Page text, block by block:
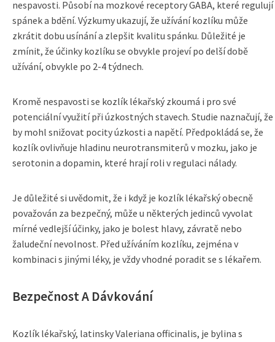
nespavosti. Působí na mozkové receptory GABA, které regulují
spánek a bdění. Výzkumy ukazují, že užívání kozlíku může
zkrátit dobu usínání a zlepšit kvalitu spánku. Důležité je
zmínit, že účinky kozlíku se obvykle projeví po delší době
užívání, obvykle po 2-4 týdnech.
Kromě nespavosti se kozlík lékařský zkoumá i pro své
potenciální využití při úzkostných stavech. Studie naznačují, že
by mohl snižovat pocity úzkosti a napětí. Předpokládá se, že
kozlík ovlivňuje hladinu neurotransmiterů v mozku, jako je
serotonin a dopamin, které hrají roli v regulaci nálady.
Je důležité si uvědomit, že i když je kozlík lékařský obecně
považován za bezpečný, může u některých jedinců vyvolat
mírné vedlejší účinky, jako je bolest hlavy, závratě nebo
žaludeční nevolnost. Před užíváním kozlíku, zejména v
kombinaci s jinými léky, je vždy vhodné poradit se s lékařem.
Bezpečnost A Dávkování
Kozlík lékařský, latinsky Valeriana officinalis, je bylina s